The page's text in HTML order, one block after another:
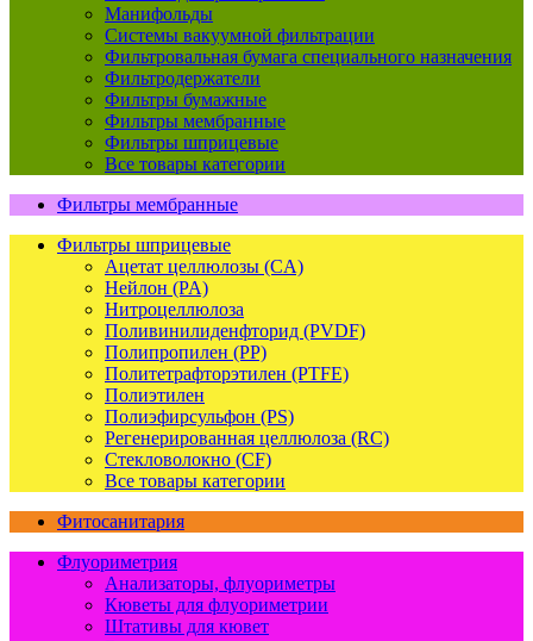
Манифольды
Системы вакуумной фильтрации
Фильтровальная бумага специального назначения
Фильтродержатели
Фильтры бумажные
Фильтры мембранные
Фильтры шприцевые
Все товары категории
Фильтры мембранные
Фильтры шприцевые
Ацетат целлюлозы (CA)
Нейлон (PA)
Нитроцеллюлоза
Поливинилиденфторид (PVDF)
Полипропилен (PP)
Политетрафторэтилен (PTFE)
Полиэтилен
Полиэфирсульфон (PS)
Регенерированная целлюлоза (RC)
Стекловолокно (CF)
Все товары категории
Фитосанитария
Флуориметрия
Анализаторы, флуориметры
Кюветы для флуориметрии
Штативы для кювет